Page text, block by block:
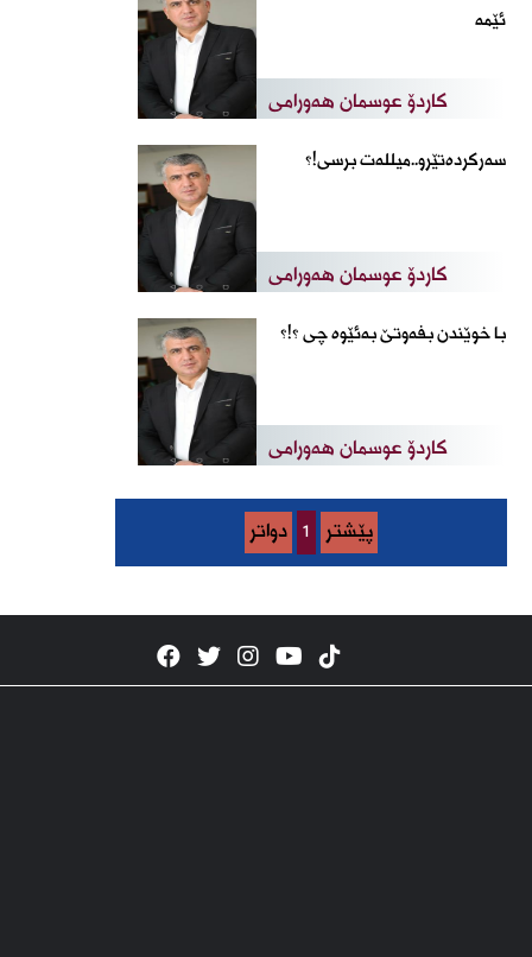
ئێمە
کاردۆ عوسمان هەورامی
سەرکردەتێرو..میللەت برسی!؟
کاردۆ عوسمان هەورامی
با خوێندن بفه‌وتێ به‌ئێوه‌ چی ؟!؟
کاردۆ عوسمان هەورامی
پێشتر 1 دواتر